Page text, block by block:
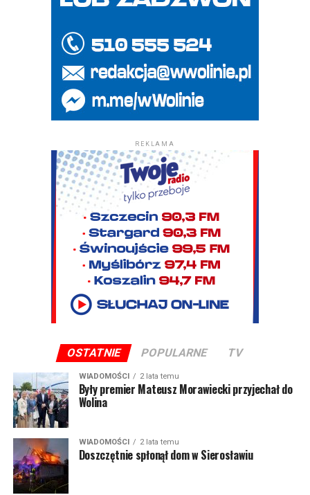
REKLAMA
OSTATNIE POPULARNE TV
WIADOMOŚCI 2 lata temu
Były premier Mateusz Morawiecki przyjechał do
Wolina
WIADOMOŚCI 2 lata temu
Doszczętnie spłonął dom w Sierosławiu